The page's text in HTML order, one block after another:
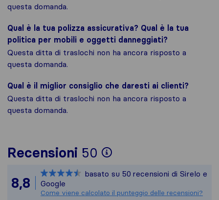
questa domanda.
Qual è la tua polizza assicurativa? Qual è la tua
politica per mobili e oggetti danneggiati?
Questa ditta di traslochi non ha ancora risposto a
questa domanda.
Qual è il miglior consiglio che daresti ai clienti?
Questa ditta di traslochi non ha ancora risposto a
questa domanda.
Recensioni 50
Per avere un
Tutte le
8,8
basato su 50 recensioni di Sirelo e
Google
Come viene calcolato il punteggio delle recensioni?